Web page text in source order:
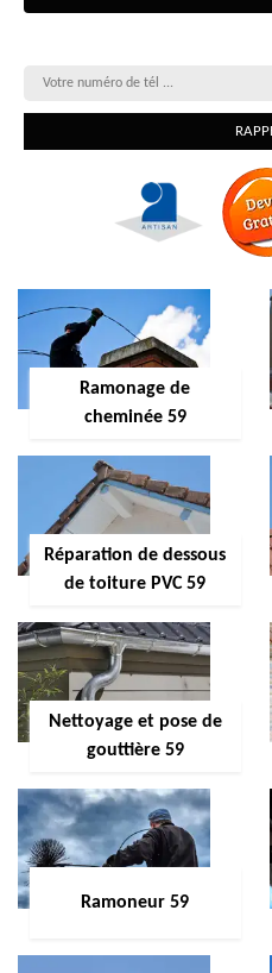
Ramonage de
cheminée 59
Réparation de dessous
de toiture PVC 59
Nettoyage et pose de
gouttière 59
Ramoneur 59